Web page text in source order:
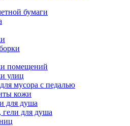
бумаги
помещений
улиц
мусора с педалью
кожи
для душа
для душа